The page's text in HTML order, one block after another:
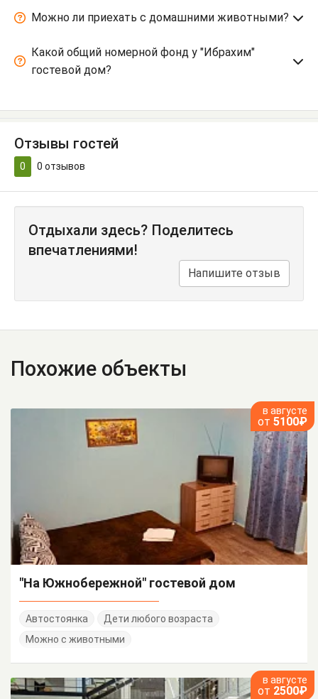
Можно ли приехать с домашними животными?
Какой общий номерной фонд у "Ибрахим"
гостевой дом?
Отзывы гостей
0 0 отзывов
Отдыхали здесь? Поделитесь
впечатлениями!
Напишите отзыв
Похожие объекты
в августе
от 5100₽
"На Южнобережной" гостевой дом
Автостоянка
Дети любого возраста
Можно с животными
в августе
от 2500₽